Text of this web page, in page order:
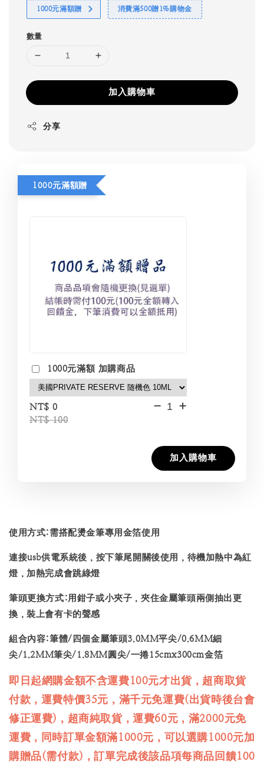
1000元滿額贈 消費滿500贈1%購物金
數量
加入購物車
分享
1000元滿額贈
1000元滿額 加購商品
NT$ 0
NT$ 100
- +
加入購物車
使用方式:需搭配燙金筆專用金箔使用
連接usb供電系統後，按下筆尾開關後使用，待機加熱中為紅
燈，加熱完成會跳綠燈
筆頭更換方式:用鉗子或小夾子，夾住金屬筆頭兩側抽出更
換，裝上會有卡的聲感
組合內容:筆體/四個金屬筆頭3.0MM平尖/0.6MM細
尖/1.2MM筆尖/1.8MM圓尖/一捲15cmx300cm金箔
即日起網購金額不含運費100元才出貨，超商取貨
付款，運費特價35元，滿千元免運費(出貨時後台會
修正運費)，超商純取貨，運費60元，滿2000元免
運費，同時訂單金額滿1000元，可以選購1000元加
購贈品(需付款)，訂單完成後該品項每商品回饋100